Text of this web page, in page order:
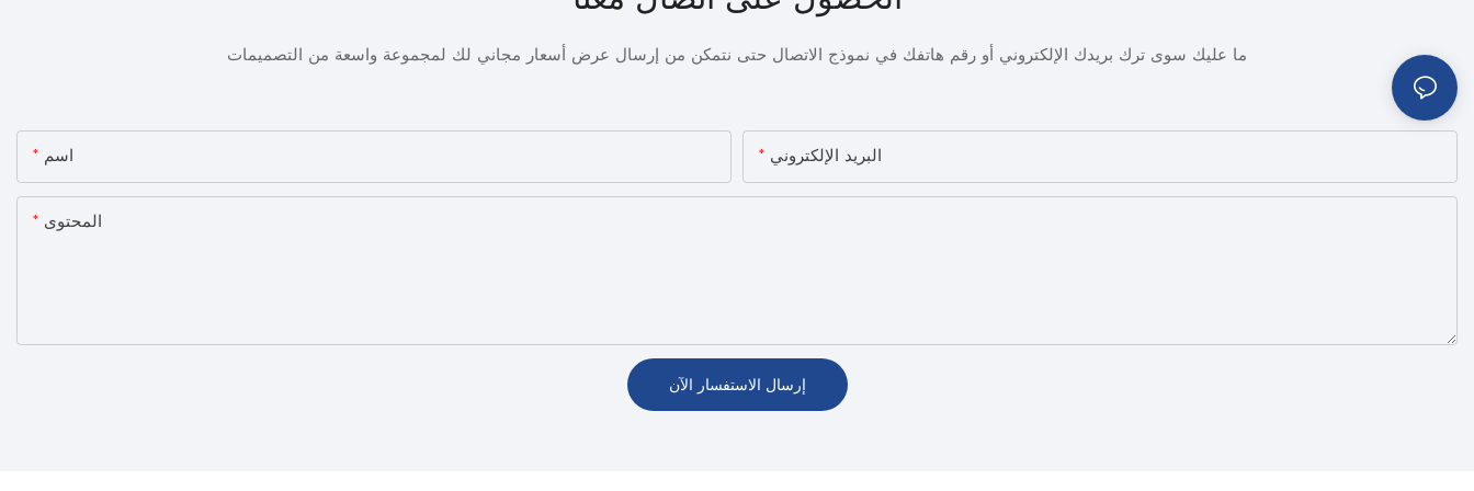
ما عليك سوى ترك بريدك الإلكتروني أو رقم هاتفك في نموذج الاتصال حتى نتمكن من إرسال عرض أسعار مجاني لك لمجموعة واسعة من التصميمات
اسم البريد الإلكتروني
المحتوى
إرسال الاستفسار الآن